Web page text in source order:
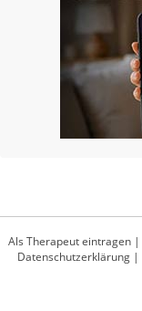
Als Therapeut eintragen |
Datenschutzerklärung|